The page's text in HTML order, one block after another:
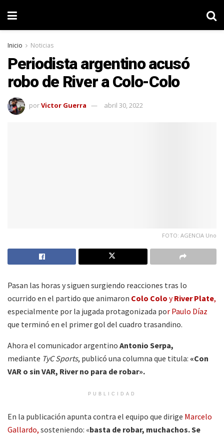
Inicio Noticias
Periodista argentino acusó
robo de River a Colo-Colo
porVictor Guerra abril 30, 2022
FOTO: AGENCIA Uno
Pasan las horas y siguen surgiendo reacciones tras lo
ocurrido en el partido que animaron Colo Colo yRiver Plate,
especialmente por la jugada protagonizada por Paulo Díaz
que terminó en el primer gol del cuadro trasandino.
Ahora el comunicador argentino Antonio Serpa,
mediante TyC Sports, publicó una columna que titula: «Con
VAR o sin VAR, River no para de robar».
PUBLICIDAD
En la publicación apunta contra el equipo que dirige Marcelo
Gallardo, sosteniendo: «basta de robar, muchachos. Se